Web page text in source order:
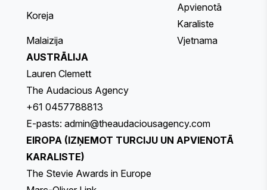
Koreja
Apvienotā
Karaliste
Malaizija
Vjetnama
AUSTRĀLIJA
Lauren Clemett
The Audacious Agency
+61 0457788813
E-pasts: admin@theaudaciousagency.com
EIROPA (IZŅEMOT TURCIJU UN APVIENOTĀ
KARALISTE)
The Stevie Awards in Europe